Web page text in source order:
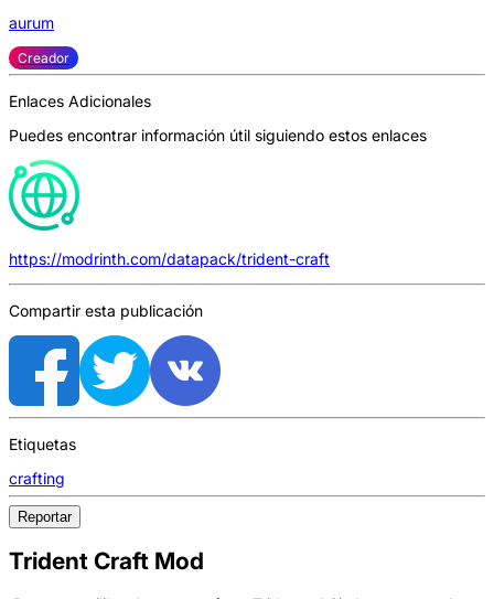
aurum
Creador
Enlaces Adicionales
Puedes encontrar información útil siguiendo estos enlaces
https://modrinth.com/datapack/trident-craft
Compartir esta publicación
Etiquetas
crafting
Reportar
Trident Craft Mod